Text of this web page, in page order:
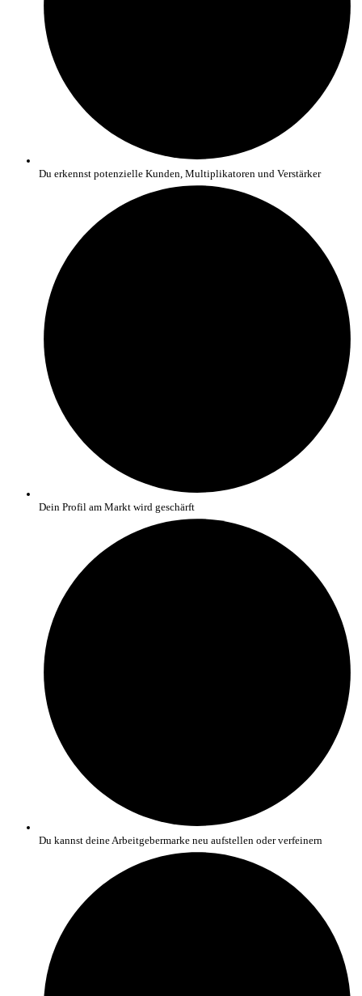
Du erkennst potenzielle Kunden, Multiplikatoren und Verstärker
Dein Profil am Markt wird geschärft
Du kannst deine Arbeitgebermarke neu aufstellen oder verfeinern